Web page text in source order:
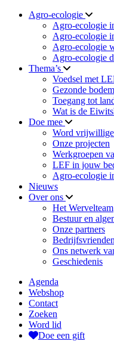
Agro-ecologie
Agro-ecologie
Agro-ecologie
Agro-ecologie
Agro-ecologie
Thema’s
Voedsel met
Gezonde bodem
Toegang tot
Wat is de
Doe mee
Word
Onze projecten
Werkgroepen
LEF in jouw
Agro-ecologie
Nieuws
Over ons
Het Wervelteam
Bestuur en
Onze partners
Ons netwerk
Geschiedenis
Agenda
Webshop
Contact
Zoeken
Word lid
Doe een gift